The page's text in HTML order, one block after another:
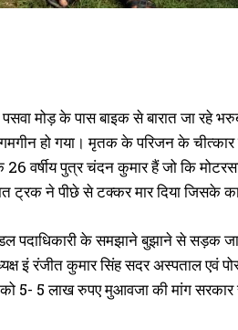
मोड़ के पास बाइक से बारात जा रहे
हो गया। मृतक के परिजन के
वर्षीय पुत्र चंदन कुमार हैं जो कि
ट्रक ने पीछे से टक्कर मार दिया जिसके
के समझाने बुझाने से सड़क जाम
इं रंजीत कुमार सिंह सदर अस्पताल
5- 5 लाख रुपए मुआवजा की मांग